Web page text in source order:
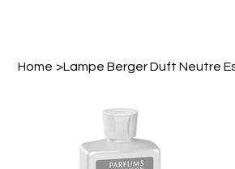
Home >Lampe Berger Duft Neutre